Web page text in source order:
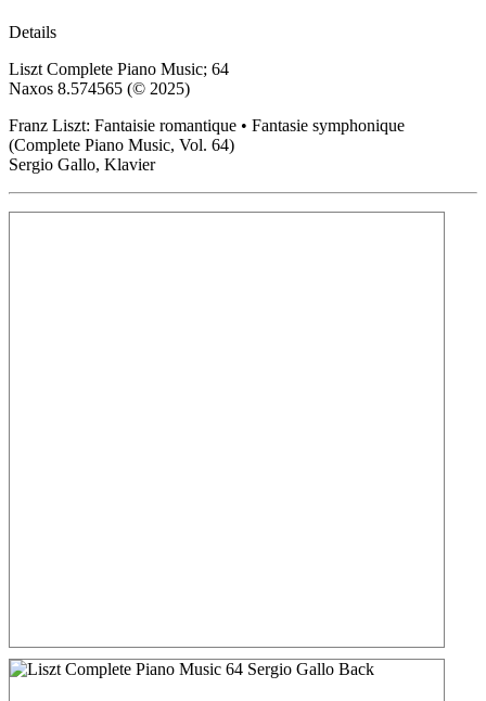
Details
Liszt Complete Piano Music; 64
Naxos 8.574565 (© 2025)
Franz Liszt: Fantaisie romantique • Fantasie symphonique
(Complete Piano Music, Vol. 64)
Sergio Gallo, Klavier